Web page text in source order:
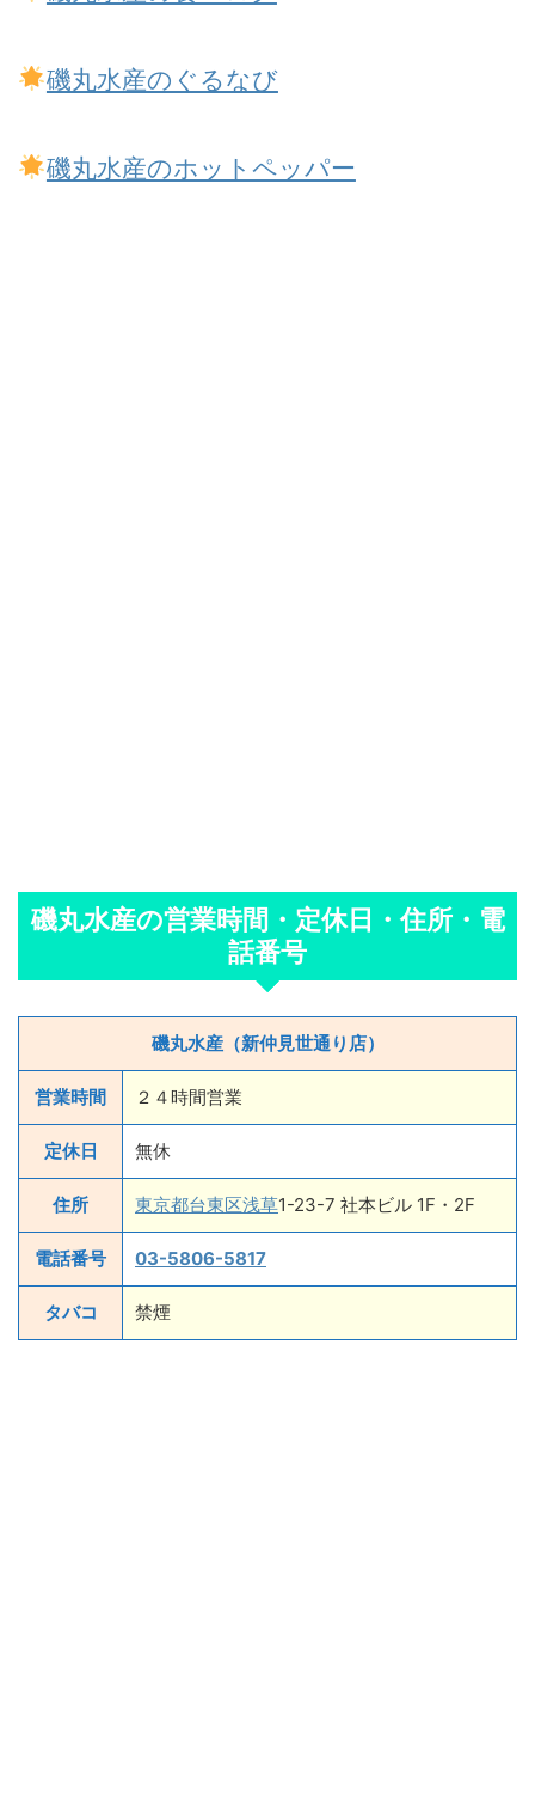
磯丸水産のぐるなび
磯丸水産のホットペッパー
磯丸水産の営業時間・定休日・住所・電
話番号
磯丸水産（新仲見世通り店）
営業時間 ２４時間営業
定休日 無休
住所 東京都台東区浅草1-23-7 社本ビル 1F・2F
電話番号 03-5806-5817
タバコ 禁煙